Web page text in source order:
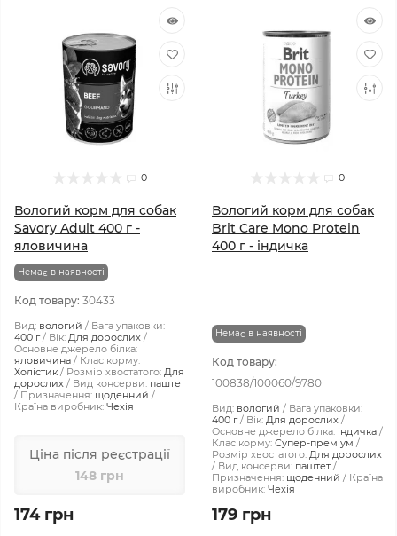
0
Вологий корм для собак
Savory Adult 400 г -
яловичина
Немає в наявності
Код товару: 30433
Вид: вологий
Вага упаковки:
400 г
Вік: Для дорослих
Основне джерело білка:
яловичина
Клас корму:
Холістик
Розмір хвостатого: Для
дорослих
Вид консерви: паштет
Призначення: щоденний
Країна виробник: Чехія
Ціна після реєстрації
148 грн
174 грн
0
Вологий корм для собак
Brit Care Mono Protein
400 г - індичка
Немає в наявності
Код товару:
100838/100060/9780
Вид: вологий
Вага упаковки:
400 г
Вік: Для дорослих
Основне джерело білка: індичка
Клас корму: Супер-преміум
Розмір хвостатого: Для дорослих
Вид консерви: паштет
Призначення: щоденний
Країна
виробник: Чехія
179 грн